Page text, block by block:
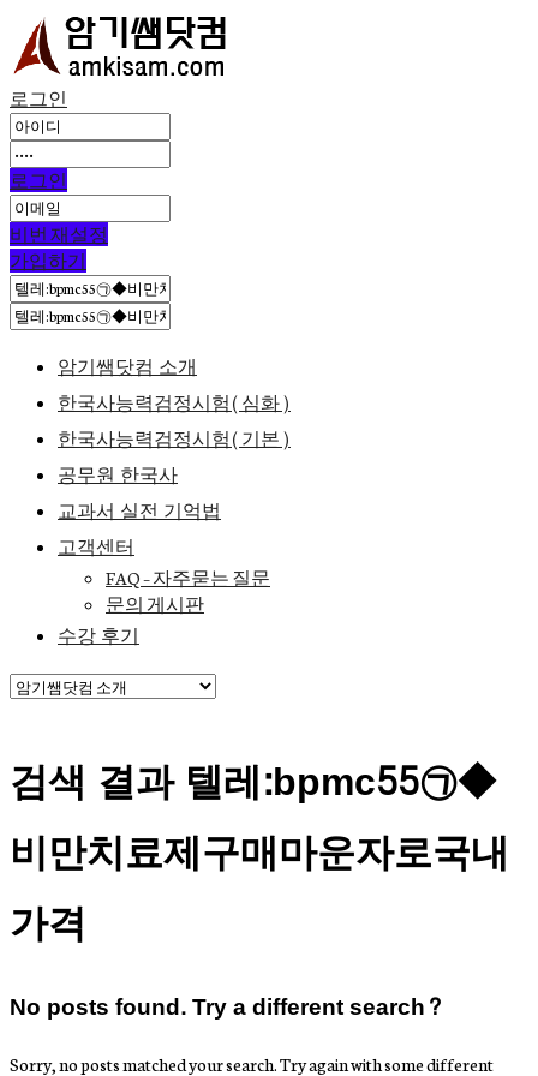
로그인
로그인
비번 재설정
가입하기
암기쌤닷컴 소개
한국사능력검정시험(심화)
한국사능력검정시험(기본)
공무원 한국사
교과서 실전 기억법
고객센터
FAQ – 자주묻는 질문
문의 게시판
수강 후기
검색 결과 텔레:bpmc55㉠◆
비만치료제구매마운자로국내
가격
No posts found. Try a different search?
Sorry, no posts matched your search. Try again with some different